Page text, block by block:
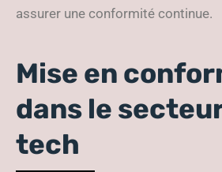
assurer une conformité continue.
Mise en
dans le
tech